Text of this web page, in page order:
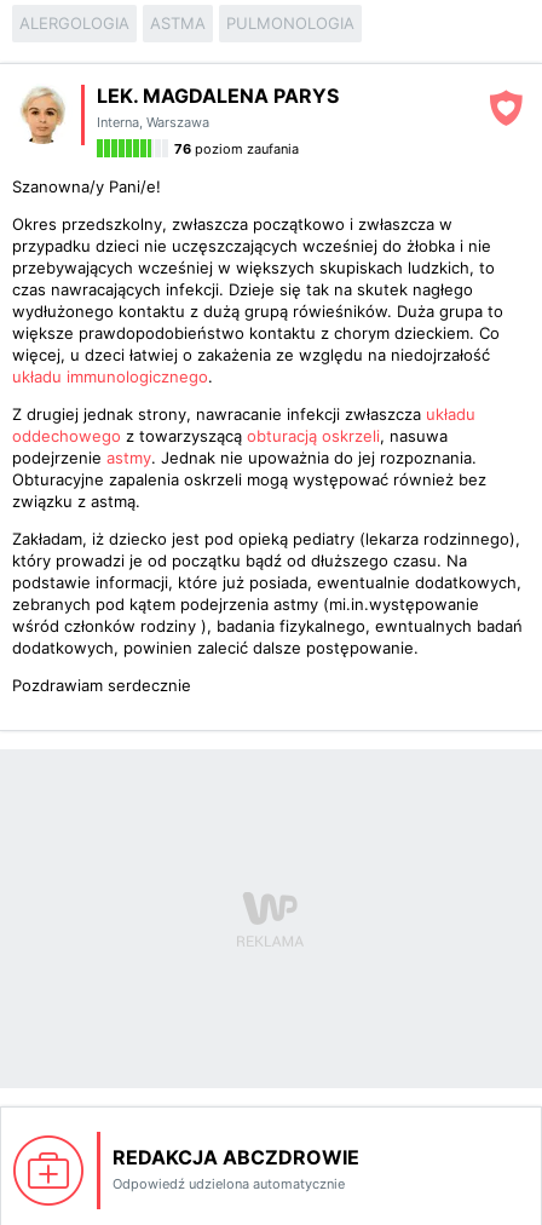
ALERGOLOGIA ASTMA PULMONOLOGIA
LEK. MAGDALENA PARYS
Interna, Warszawa
76 poziom zaufania
Szanowna/y Pani/e!
Okres przedszkolny, zwłaszcza początkowo i zwłaszcza w
przypadku dzieci nie uczęszczających wcześniej do żłobka i nie
przebywających wcześniej w większych skupiskach ludzkich, to
czas nawracających infekcji. Dzieje się tak na skutek nagłego
wydłużonego kontaktu z dużą grupą rówieśników. Duża grupa to
większe prawdopodobieństwo kontaktu z chorym dzieckiem. Co
więcej, u dzeci łatwiej o zakażenia ze względu na niedojrzałość
układu immunologicznego.
Z drugiej jednak strony, nawracanie infekcji zwłaszcza układu
oddechowego z towarzyszącą obturacją oskrzeli, nasuwa
podejrzenie astmy. Jednak nie upoważnia do jej rozpoznania.
Obturacyjne zapalenia oskrzeli mogą występować również bez
związku z astmą.
Zakładam, iż dziecko jest pod opieką pediatry (lekarza rodzinnego),
który prowadzi je od początku bądź od dłuższego czasu. Na
podstawie informacji, które już posiada, ewentualnie dodatkowych,
zebranych pod kątem podejrzenia astmy (mi.in.występowanie
wśród członków rodziny ), badania fizykalnego, ewntualnych badań
dodatkowych, powinien zalecić dalsze postępowanie.
Pozdrawiam serdecznie
REDAKCJA ABCZDROWIE
Odpowiedź udzielona automatycznie